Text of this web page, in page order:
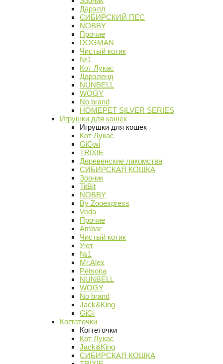
Дарэлл
СИБИРСКИЙ ПЕС
NOBBY
Прочие
DOGMAN
Чистый котик
№1
Кот Лукас
Дарэленд
NUNBELL
WOGY
No brand
HOMEPET SILVER SERIES
Игрушки для кошек
Игрушки для кошек
Кот Лукас
GiGwi
TRIXIE
Деревенские лакомства
СИБИРСКАЯ КОШКА
Зооник
TitBit
NOBBY
By Zooexpress
Veda
Прочие
Ambar
Чистый котик
Уют
№1
Mr.Alex
Petsona
NUNBELL
WOGY
No brand
Jack&King
GiGi
Когтеточки
Когтеточки
Кот Лукас
Jack&King
СИБИРСКАЯ КОШКА